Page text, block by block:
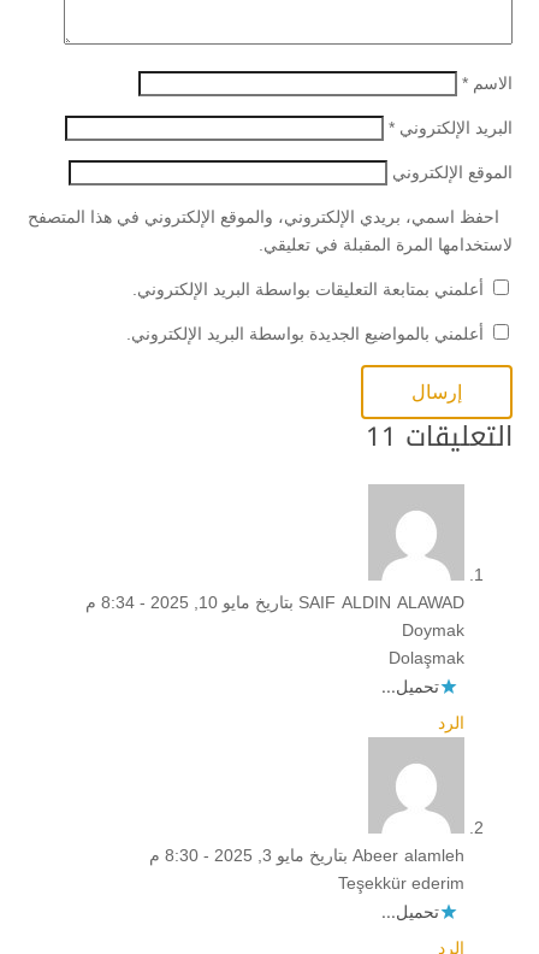
الاسم *
البريد الإلكتروني *
الموقع الإلكتروني
احفظ اسمي، بريدي الإلكتروني، والموقع الإلكتروني في هذا المتصفح
لاستخدامها المرة المقبلة في تعليقي.
أعلمني بمتابعة التعليقات بواسطة البريد الإلكتروني.
أعلمني بالمواضيع الجديدة بواسطة البريد الإلكتروني.
التعليقات 11
SAIF ALDIN ALAWAD بتاريخ مايو 10, 2025 - 8:34 م
Doymak
Dolaşmak
تحميل...
الرد
Abeer alamleh بتاريخ مايو 3, 2025 - 8:30 م
Teşekkür ederim
تحميل...
الرد